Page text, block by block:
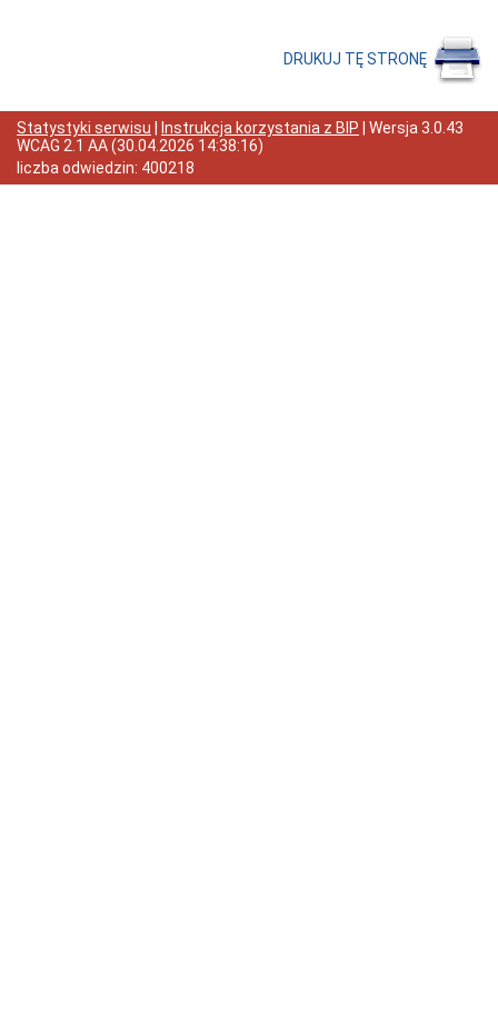
DRUKUJ TĘ STRONĘ
Statystyki serwisu Instrukcja korzystania z BIP | Wersja 3.0.43
WCAG 2.1 AA(30.04.2026 14:38:16)
liczba odwiedzin: 400218